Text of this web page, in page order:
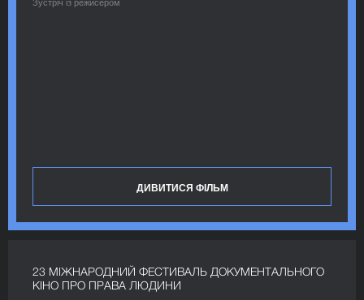
ДИВИТИСЯ ФІЛЬМ
23 МІЖНАРОДНИЙ ФЕСТИВАЛЬ ДОКУМЕНТАЛЬНОГО
КІНО ПРО ПРАВА ЛЮДИНИ